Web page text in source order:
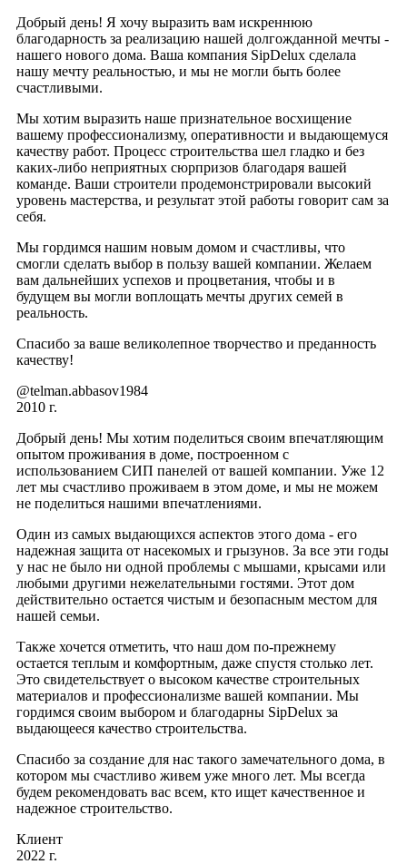
Добрый день! Я хочу выразить вам искреннюю
благодарность за реализацию нашей долгожданной мечты -
нашего нового дома. Ваша компания SipDelux сделала
нашу мечту реальностью, и мы не могли быть более
счастливыми.
Мы хотим выразить наше признательное восхищение
вашему профессионализму, оперативности и выдающемуся
качеству работ. Процесс строительства шел гладко и без
каких-либо неприятных сюрпризов благодаря вашей
команде. Ваши строители продемонстрировали высокий
уровень мастерства, и результат этой работы говорит сам за
себя.
Мы гордимся нашим новым домом и счастливы, что
смогли сделать выбор в пользу вашей компании. Желаем
вам дальнейших успехов и процветания, чтобы и в
будущем вы могли воплощать мечты других семей в
реальность.
Спасибо за ваше великолепное творчество и преданность
качеству!
@telman.abbasov1984
2010 г.
Добрый день! Мы хотим поделиться своим впечатляющим
опытом проживания в доме, построенном с
использованием СИП панелей от вашей компании. Уже 12
лет мы счастливо проживаем в этом доме, и мы не можем
не поделиться нашими впечатлениями.
Один из самых выдающихся аспектов этого дома - его
надежная защита от насекомых и грызунов. За все эти годы
у нас не было ни одной проблемы с мышами, крысами или
любыми другими нежелательными гостями. Этот дом
действительно остается чистым и безопасным местом для
нашей семьи.
Также хочется отметить, что наш дом по-прежнему
остается теплым и комфортным, даже спустя столько лет.
Это свидетельствует о высоком качестве строительных
материалов и профессионализме вашей компании. Мы
гордимся своим выбором и благодарны SipDelux за
выдающееся качество строительства.
Спасибо за создание для нас такого замечательного дома, в
котором мы счастливо живем уже много лет. Мы всегда
будем рекомендовать вас всем, кто ищет качественное и
надежное строительство.
Клиент
2022 г.